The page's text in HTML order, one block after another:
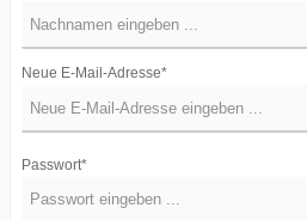
Neue E-Mail-Adresse*
Passwort*